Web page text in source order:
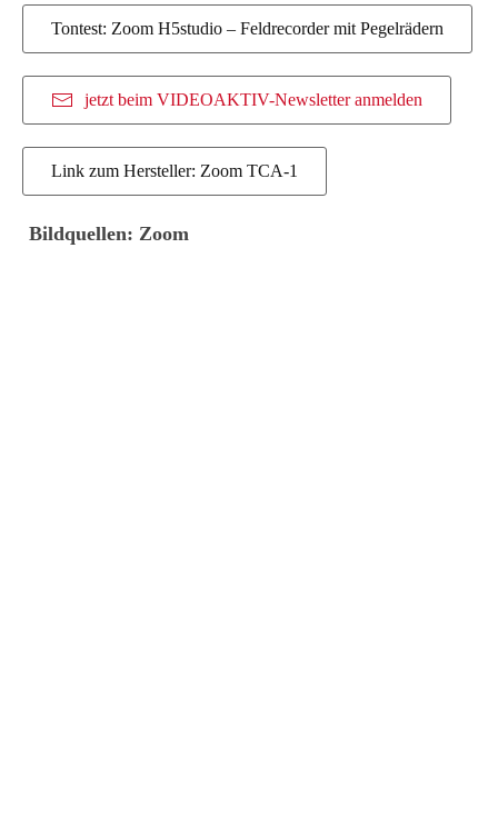
Tontest: Zoom H5studio – Feldrecorder mit Pegelrädern
jetzt beim VIDEOAKTIV-Newsletter anmelden
Link zum Hersteller: Zoom TCA-1
Bildquellen: Zoom